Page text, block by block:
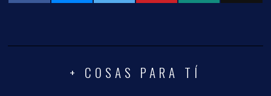
+ COSAS PARA TÍ